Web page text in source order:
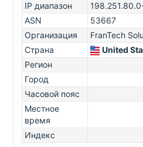
IP диапазон
ASN
53667
Организация
FranTech
Страна
United
Регион
Город
Часовой пояс
Местное
время
Индекс